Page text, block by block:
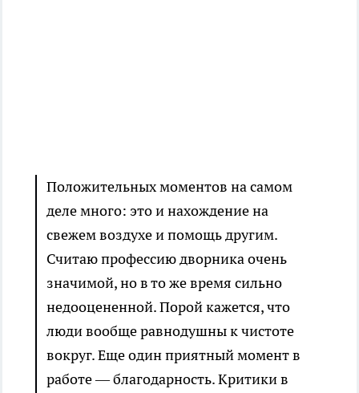
Положительных моментов на самом
деле много: это и нахождение на
свежем воздухе и помощь другим.
Считаю профессию дворника очень
значимой, но в то же время сильно
недооцененной. Порой кажется, что
люди вообще равнодушны к чистоте
вокруг. Еще один приятный момент в
работе — благодарность. Критики в